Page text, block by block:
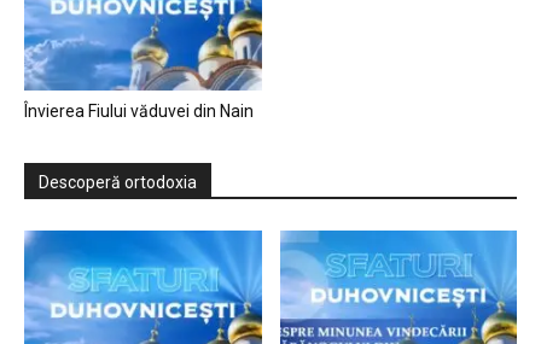
Învierea Fiului văduvei din Nain
Descoperă ortodoxia